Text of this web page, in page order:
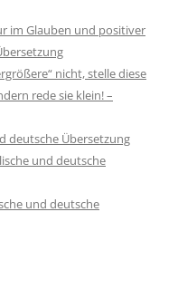
im Glauben und positiver
nicht, stelle diese
rede sie klein! –
deutsche Übersetzung
und deutsche
und deutsche